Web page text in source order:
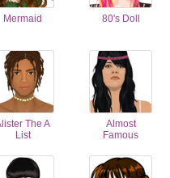
Mermaid 80's Doll
The A
List
Almost
Famous